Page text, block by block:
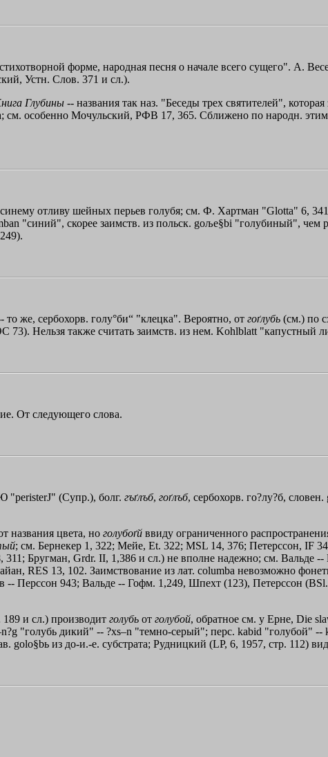
форме, народная песня о начале всего сущего". А.
Устн. Слов. 371 и сл.).
Глубины -- названия так наз. "Беседы трех святителей",
см. особенно Мочульский, РФВ 17, 365. Сближено по народн.
отливу шейных перьев голубя; см. Ф. Хартман "Glotta" 6,
"синий", скорее заимств. из польск. goљe§bi "голубиный",
же, сербохорв. голу°би“ "клецка". Вероятно, от гоґлубь (см.) по
Нельзя также считать заимств. из нем. Kohlblatt "капустный
От следующего слова.
"peristerЈ" (Супр.), болг. гъґлъб, гоґлъб, сербохорв. го?лу?б,
названия цвета, но голубоґй ввиду ограниченного
; см. Бернекер 1, 322; Мейе, Et. 322; MSL 14, 376; Петерссон, IF
Бругман, Grdr. II, 1,386 и сл.) не вполне надежно; см. Вальде
RES 13, 102. Заимствование из лат. columba невозможно
Перссон 943; Вальде -- Гофм. 1,249, Шпехт (123), Петерссон (BSl.
и сл.) производит голубь от голубой, обратное см. у Ерне, Die
"голубь дикий" -- ?xs–n "темно-серый"; перс. kabіd "голубой"
golo§bь из до-и.-е. субстрата; Рудницкий (LP, 6, 1957, стр. 112)